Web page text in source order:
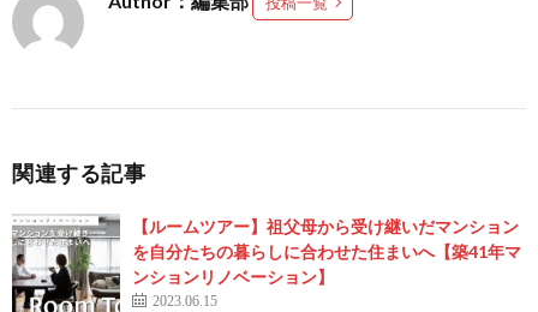
関連する記事
【ルームツアー】祖父母から受け継いだマンション
を自分たちの暮らしに合わせた住まいへ【築41年マ
ンションリノベーション】
2023.06.15